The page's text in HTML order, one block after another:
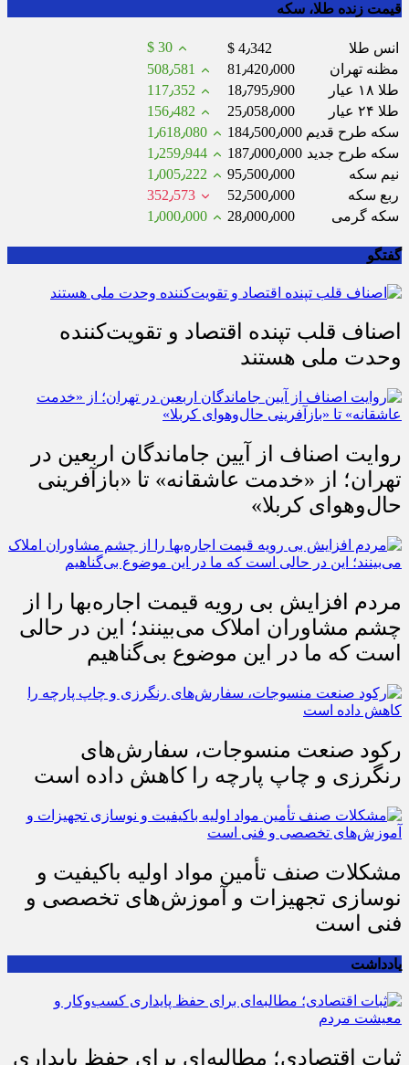
انس طلا $ 4٫342
$ 30
مظنه تهران
81٫420٫000
508٫581
طلا ۱۸ عیار
18٫795٫900
117٫352
طلا ۲۴ عیار
25٫058٫000
156٫482
سکه طرح قدیم 184٫500٫000
1٫618٫080
سکه طرح جدید
187٫000٫000
1٫259٫944
نیم سکه
95٫500٫000
1٫005٫222
ربع سکه
52٫500٫000
352٫573
اصناف قلب تپنده اقتصاد و تقویت‌کننده
وحدت ملی هستند
روایت اصناف از آیین جاماندگان اربعین در
تهران؛ از «خدمت عاشقانه» تا «بازآفرینی
حال‌وهوای کربلا»
مردم افزایش بی رویه قیمت اجاره‌بها را از
چشم مشاوران املاک می‌بینند؛ این در حالی
است که ما در این موضوع بی‌گناهیم
رکود صنعت منسوجات، سفارش‌های
رنگرزی و چاپ پارچه را کاهش داده است
مشکلات صنف تأمین مواد اولیه باکیفیت و
نوسازی تجهیزات و آموزش‌های تخصصی و
فنی است